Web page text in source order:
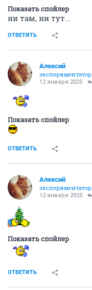
Показать спойлер
ни там, ни тут...
ОТВЕТИТЬ
Алексий
экспериментатор
12 января 2025
Показать спойлер
ОТВЕТИТЬ
Алексий
экспериментатор
12 января 2025
Показать спойлер
ОТВЕТИТЬ